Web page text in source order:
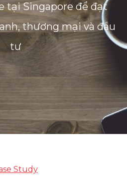
tại Singapore để đạt
thương mại và đầu
tư
Study